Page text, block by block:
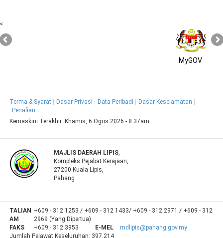
<
MyGOV
Terma & Syarat Dasar Privasi Data Peribadi
Dasar Keselamatan
Penafian
Kemaskini Terakhir: Khamis, 6 Ogos 2026 - 8:37am
MAJLIS DAERAH LIPIS,
Kompleks Pejabat Kerajaan,
27200 Kuala Lipis,
Pahang
TALIAN
AM
+609 - 312 1253 / +609 - 312 1433/ +609 - 312 2971 / +609 - 312
2969 (Yang Dipertua)
FAKS
+609 - 312 3953 E-MEL
mdlipis@pahang.gov.my
Jumlah Pelawat Keseluruhan: 397,214